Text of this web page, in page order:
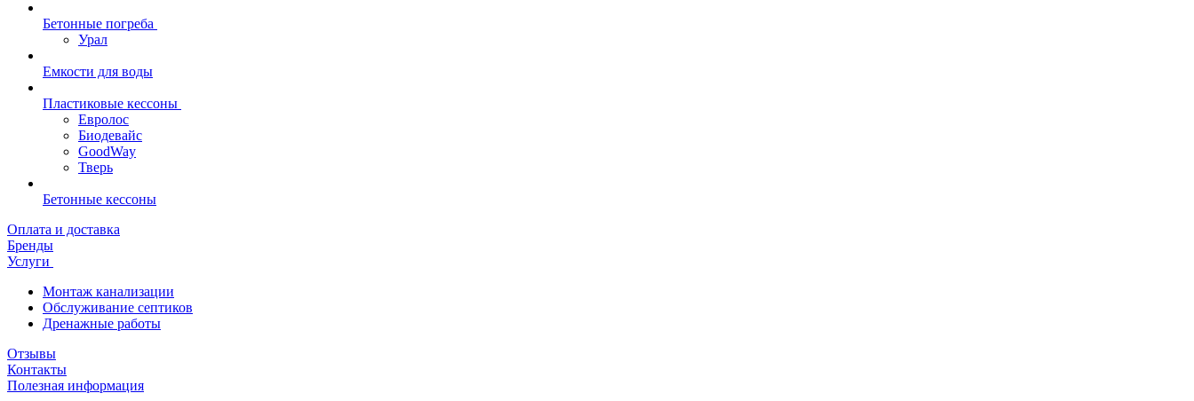
Бетонные погреба
Урал
Емкости для воды
Пластиковые кессоны
Евролос
Биодевайс
GoodWay
Тверь
Бетонные кессоны
Оплата и доставка
Бренды
Услуги
Монтаж канализации
Обслуживание септиков
Дренажные работы
Отзывы
Контакты
Полезная информация